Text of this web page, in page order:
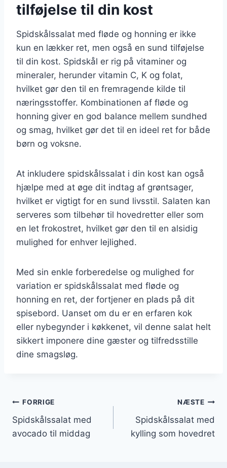
tilføjelse til din kost
Spidskålssalat med fløde og honning er ikke
kun en lækker ret, men også en sund tilføjelse
til din kost. Spidskål er rig på vitaminer og
mineraler, herunder vitamin C, K og folat,
hvilket gør den til en fremragende kilde til
næringsstoffer. Kombinationen af fløde og
honning giver en god balance mellem sundhed
og smag, hvilket gør det til en ideel ret for både
børn og voksne.
At inkludere spidskålssalat i din kost kan også
hjælpe med at øge dit indtag af grøntsager,
hvilket er vigtigt for en sund livsstil. Salaten kan
serveres som tilbehør til hovedretter eller som
en let frokostret, hvilket gør den til en alsidig
mulighed for enhver lejlighed.
Med sin enkle forberedelse og mulighed for
variation er spidskålssalat med fløde og
honning en ret, der fortjener en plads på dit
spisebord. Uanset om du er en erfaren kok
eller nybegynder i køkkenet, vil denne salat helt
sikkert imponere dine gæster og tilfredsstille
dine smagsløg.
Indlægsnavigation
FORRIGE
Spidskålssalat med
avocado til middag
NÆSTE
Spidskålssalat med
kylling som hovedret